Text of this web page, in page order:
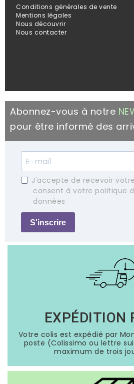
Conditions générales de vente
Mentions légales
Nous découvrir
Nous contacter
Abonnez-vous à notre
pour être informé des
J'accepte de recevoir
consent à votre politique
données
S'inscrire
EXPÉDITION
Votre colis est expédié par
poste (Colissimo ou lettre
maximum de trois